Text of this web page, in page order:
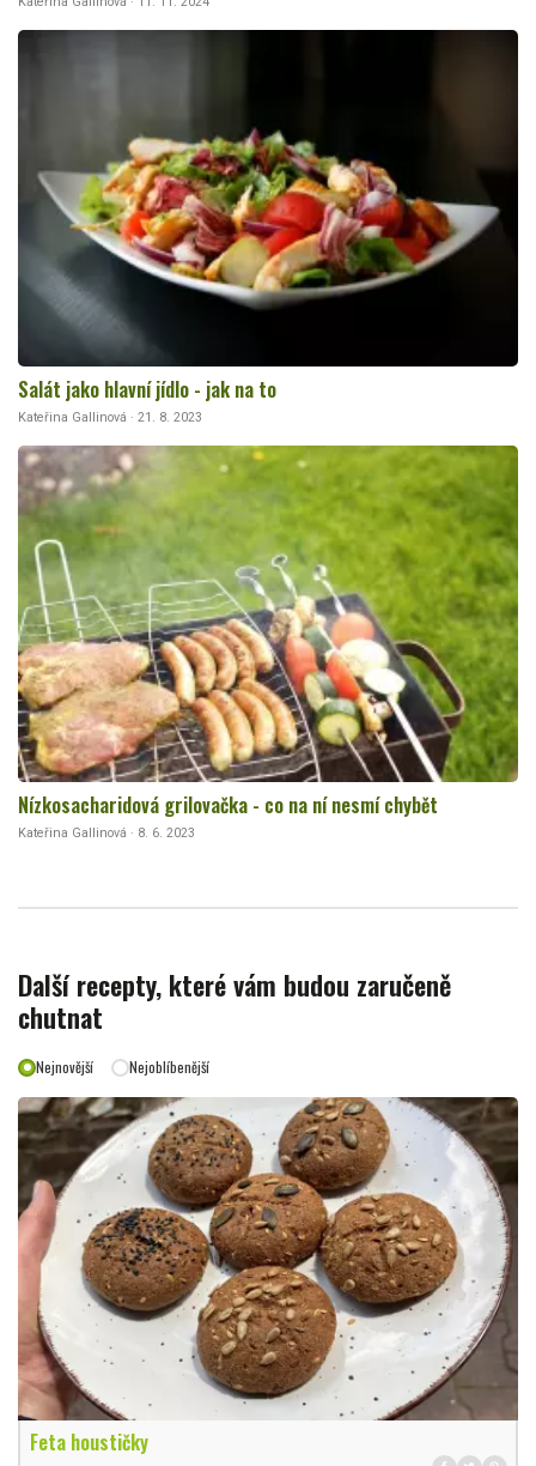
Salát jako hlavní jídlo - jak na to
Kateřina Gallinová · 21. 8. 2023
Nízkosacharidová grilovačka - co na ní nesmí chybět
Kateřina Gallinová · 8. 6. 2023
Další recepty, které vám budou zaručeně
chutnat
Nejnovější Nejoblíbenější
Feta houstičky